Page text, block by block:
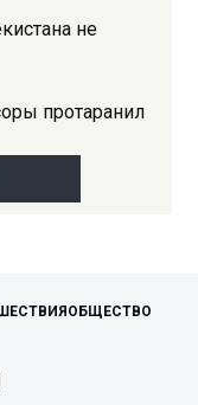
не
протаранил
ОБЩЕСТВО